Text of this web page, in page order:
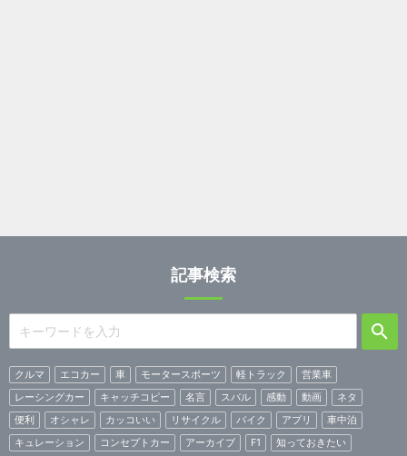
記事検索
クルマ エコカー 車 モータースポーツ 軽トラック
営業車
レーシングカー
キャッチコピー 名言 スバル 感動 動画
ネタ
便利
オシャレ カッコいい リサイクル バイク アプリ
車中泊
キュレーション
コンセプトカー アーカイブ F1
知っておきたい